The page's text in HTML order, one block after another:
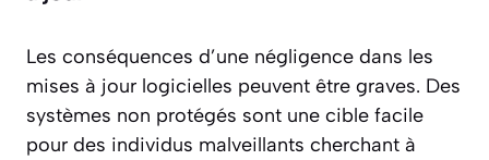
Les conséquences d’une négligence dans les
mises à jour logicielles peuvent être graves. Des
systèmes non protégés sont une cible facile
pour des individus malveillants cherchant à